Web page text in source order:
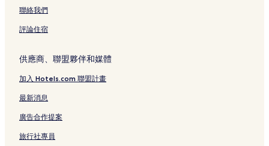
聯絡我們
評論住宿
供應商、聯盟夥伴和媒體
加入 Hotels.com 聯盟計畫
最新消息
廣告合作提案
旅行社專員